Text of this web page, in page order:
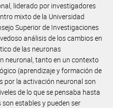
liderado por investigadores
mixto de la Universidad
Superior de Investigaciones
análisis de los cambios en
de las neuronas
neuronal, tanto en un contexto
(aprendizaje y formación de
por la activación neuronal son
de lo que se pensaba hasta
estables y pueden ser